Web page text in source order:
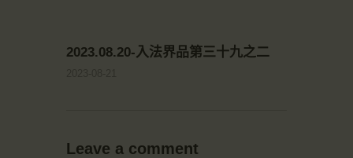
2023.08.20-入法界品第三十九之二
Leave a comment